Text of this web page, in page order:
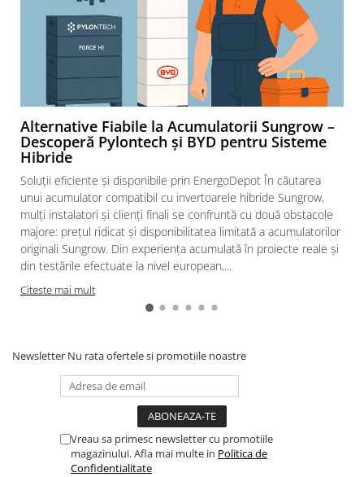
Alternative Fiabile la Acumulatorii Sungrow –
Descoperă Pylontech și BYD pentru Sisteme
Hibride
Soluții eficiente și disponibile prin EnergoDepot În căutarea
unui acumulator compatibil cu invertoarele hibride Sungrow,
mulți instalatori și clienți finali se confruntă cu două obstacole
majore: prețul ridicat și disponibilitatea limitată a acumulatorilor
originali Sungrow. Din experiența acumulată în proiecte reale și
din testările efectuate la nivel european,...
Citeste mai mult
Newsletter Nu rata ofertele si promotiile noastre
Vreau sa primesc newsletter cu promotiile
magazinului. Afla mai multe in Politica de
Confidentialitate